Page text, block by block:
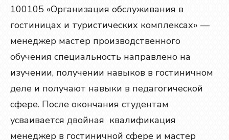
100105 «Организация обслуживания в
гостиницах и туристических комплексах» —
менеджер мастер производственного
обучения специальность направлено на
изучении, получении навыков в гостиничном
деле и получают навыки в педагогической
сфере. После окончания студентам
усваивается двойная квалификация
менеджер в гостиничной сфере и мастер